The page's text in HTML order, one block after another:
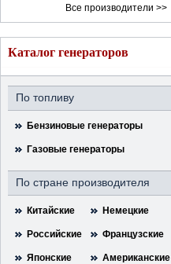
Все производители >>
Каталог генераторов
По топливу
Бензиновые генераторы
Газовые генераторы
По стране производителя
Китайские Немецкие
Российские Французские
Японские Американские